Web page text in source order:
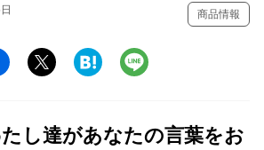
商品情報
し達があなたの言葉をお